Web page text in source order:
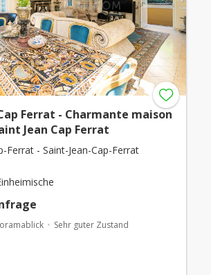
Ferrat - Charmante maison
Jean Cap Ferrat
Ferrat - Saint-Jean-Cap-Ferrat
Sehr guter Zustand